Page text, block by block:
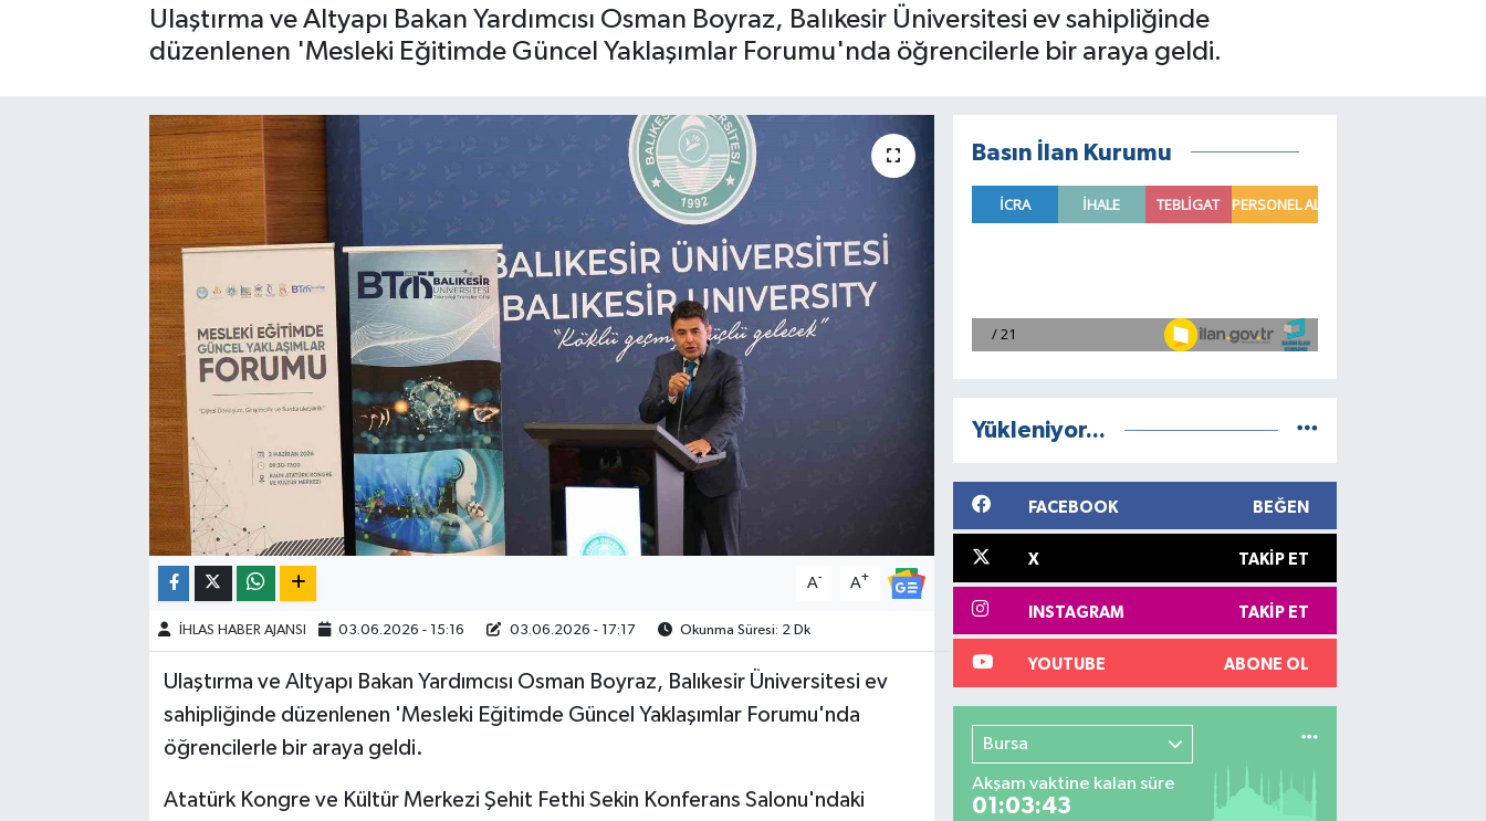
Ulaştırma ve Altyapı Bakan Yardımcısı Osman Boyraz, Balıkesir Üniversitesi ev sahipliğinde
düzenlenen 'Mesleki Eğitimde Güncel Yaklaşımlar Forumu'nda öğrencilerle bir araya geldi.
A- A+
İHLAS HABER AJANSI 03.06.2026 - 15:16 03.06.2026 - 17:17 Okunma Süresi: 2 Dk
Ulaştırma ve Altyapı Bakan Yardımcısı Osman Boyraz, Balıkesir Üniversitesi ev
sahipliğinde düzenlenen 'Mesleki Eğitimde Güncel Yaklaşımlar Forumu'nda
öğrencilerle bir araya geldi.
Atatürk Kongre ve Kültür Merkezi Şehit Fethi Sekin Konferans Salonu'ndaki
Basın İlan Kurumu
Yükleniyor...
FACEBOOK BEĞEN
X TAKIP ET
INSTAGRAM TAKIP ET
YOUTUBE ABONE OL
Bursa
Akşam vaktine kalan süre
01:03:42